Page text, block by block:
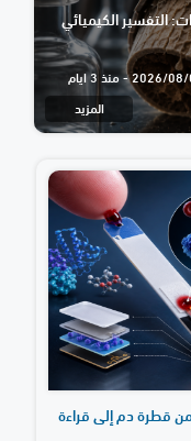
التفسير الكيميائي
المزيد
قطرة دم إلى قراءة